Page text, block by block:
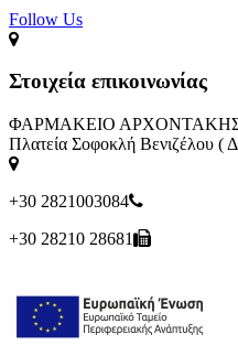
Follow Us​
Στοιχεία επικοινωνίας
ΦΑΡΜΑΚΕΙΟ ΑΡΧΟΝΤΑΚΗΣ
Πλατεία Σοφοκλή Βενιζέλου (
+30 2821003084
+30 28210 28681